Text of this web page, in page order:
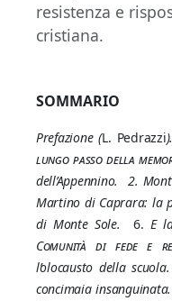
resistenza e
cristiana.
SOMMARIO
Prefazione (L. Pedrazzi
lungo passo della
dell’Appennino. 2.
Martino di Caprara: la
di Monte Sole.
6.E
Comunità di fede e
l’olocausto della
concimaia